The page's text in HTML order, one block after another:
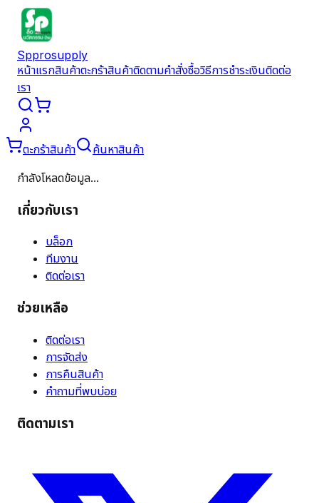
Spprosupply
หน้าแรกสินค้าตะกร้าสินค้าติดตามคำสั่งซื้อวิธีการชำระเงินติดต่อ
เรา
ตะกร้าสินค้า
ค้นหาสินค้า
กำลังโหลดข้อมูล...
เกี่ยวกับเรา
บล็อก
ทีมงาน
ติดต่อเรา
ช่วยเหลือ
ติดต่อเรา
การจัดส่ง
การคืนสินค้า
คำถามที่พบบ่อย
ติดตามเรา